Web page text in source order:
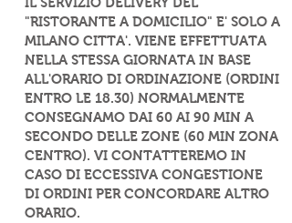
"RISTORANTE A DOMICILIO" E' SOLO A
MILANO CITTA'. VIENE EFFETTUATA
NELLA STESSA GIORNATA IN BASE
ALL'ORARIO DI ORDINAZIONE (ORDINI
ENTRO LE 18.30) NORMALMENTE
CONSEGNAMO DAI 60 AI 90 MIN A
SECONDO DELLE ZONE (60 MIN ZONA
CENTRO). VI CONTATTEREMO IN
CASO DI ECCESSIVA CONGESTIONE
DI ORDINI PER CONCORDARE ALTRO
ORARIO.